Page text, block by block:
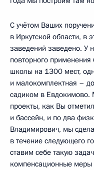
С учётом Ваших
в Иркутской области, в
заведений заведено. У
повторного
школы на 1300 мест,
и малокомплектная –
садиком в
проекты, как Вы
и бассейн, и по два
Владимирович, мы
в течение следующего
ставим себе такую
компенсационные меры